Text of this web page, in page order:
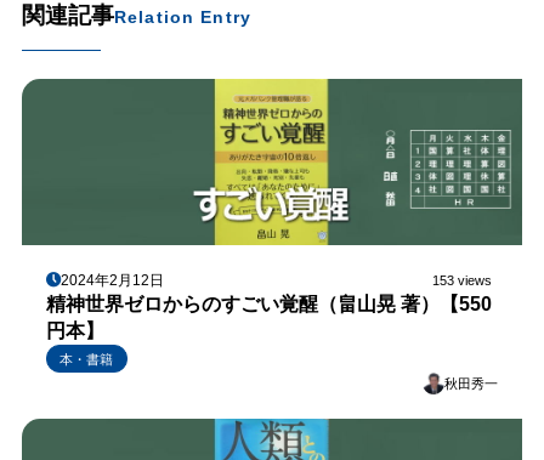
関連記事Relation Entry
2024年2月12日 153 views
精神世界ゼロからのすごい覚醒（畠山晃 著）【550
円本】
本・書籍
秋田秀一